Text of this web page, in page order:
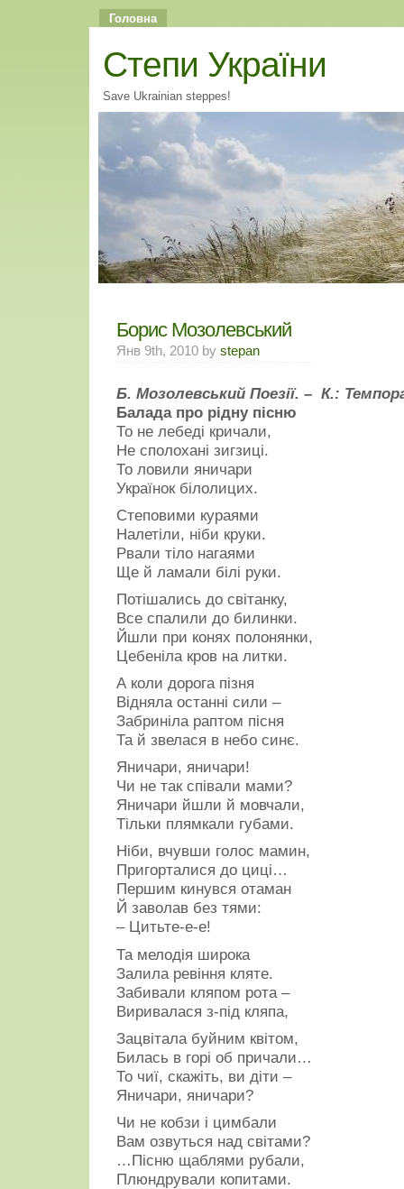
Головна
Cтепи України
Save Ukrainian steppes!
Борис Мозолевський
Янв 9th, 2010 by stepan
Б. Мозолевський Поезії. – К.:
Балада про рідну пісню
То не лебеді кричали,
Не сполохані зигзиці.
То ловили яничари
Українок білолицих.
Степовими кураями
Налетіли, ніби круки.
Рвали тіло нагаями
Ще й ламали білі руки.
Потішались до світанку,
Все спалили до билинки.
Йшли при конях полонянки,
Цебеніла кров на литки.
А коли дорога пізня
Відняла останні сили –
Забриніла раптом пісня
Та й звелася в небо синє.
Яничари, яничари!
Чи не так співали мами?
Яничари йшли й мовчали,
Тільки плямкали губами.
Ніби, вчувши голос мамин,
Пригорталися до циці…
Першим кинувся отаман
Й заволав без тями:
– Цитьте-е-е!
Та мелодія широка
Залила ревіння кляте.
Забивали кляпом рота –
Виривалася з-під кляпа,
Зацвітала буйним квітом,
Билась в горі об причали…
То чиї, скажіть, ви діти –
Яничари, яничари?
Чи не кобзи і цимбали
Вам озвуться над світами?
…Пісню щаблями рубали,
Плюндрували копитами.